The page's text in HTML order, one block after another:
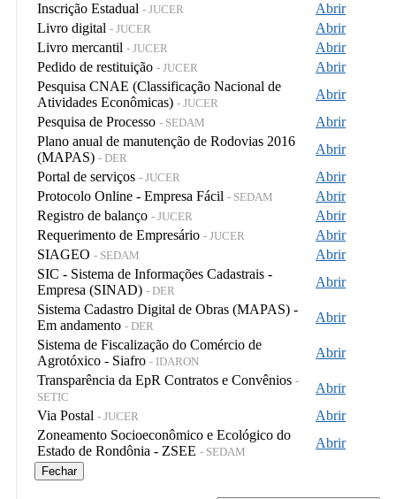
Inscrição Estadual - JUCER
Abrir
Livro digital - JUCER
Abrir
Livro mercantil - JUCER
Abrir
Pedido de restituição - JUCER
Abrir
Pesquisa CNAE (Classificação Nacional de
Atividades Econômicas) - JUCER
Abrir
Pesquisa de Processo - SEDAM
Abrir
Plano anual de manutenção de Rodovias 2016
(MAPAS) - DER
Abrir
Portal de serviços - JUCER
Abrir
Protocolo Online - Empresa Fácil - SEDAM
Abrir
Registro de balanço - JUCER
Abrir
Requerimento de Empresário - JUCER
Abrir
SIAGEO - SEDAM
Abrir
SIC - Sistema de Informações Cadastrais -
Empresa (SINAD) - DER
Abrir
Sistema Cadastro Digital de Obras (MAPAS) -
Em andamento - DER
Abrir
Sistema de Fiscalização do Comércio de
Agrotóxico - Siafro - IDARON
Abrir
Transparência da EpR Contratos e Convênios -
SETIC
Abrir
Via Postal - JUCER
Abrir
Zoneamento Socioeconômico e Ecológico do
Estado de Rondônia - ZSEE - SEDAM
Abrir
Fechar